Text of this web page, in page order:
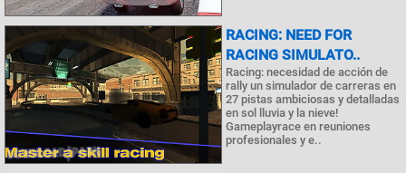
RACING: NEED FOR
RACING SIMULATO..
Racing: necesidad de acción de
rally un simulador de carreras en
27 pistas ambiciosas y detalladas
en sol lluvia y la nieve!
Gameplayrace en reuniones
profesionales y e..